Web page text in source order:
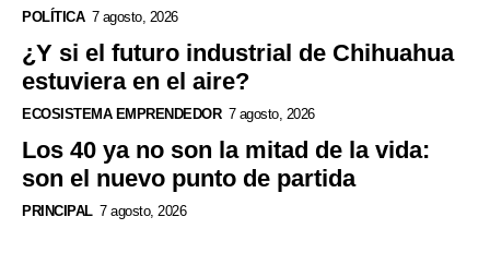
POLÍTICA 7 agosto, 2026
¿Y si el futuro industrial de Chihuahua
estuviera en el aire?
ECOSISTEMA EMPRENDEDOR 7 agosto, 2026
Los 40 ya no son la mitad de la vida:
son el nuevo punto de partida
PRINCIPAL 7 agosto, 2026